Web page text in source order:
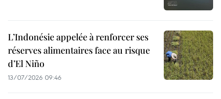
L’Indonésie appelée à renforcer ses
réserves alimentaires face au risque
d’El Niño
13/07/2026 09:46